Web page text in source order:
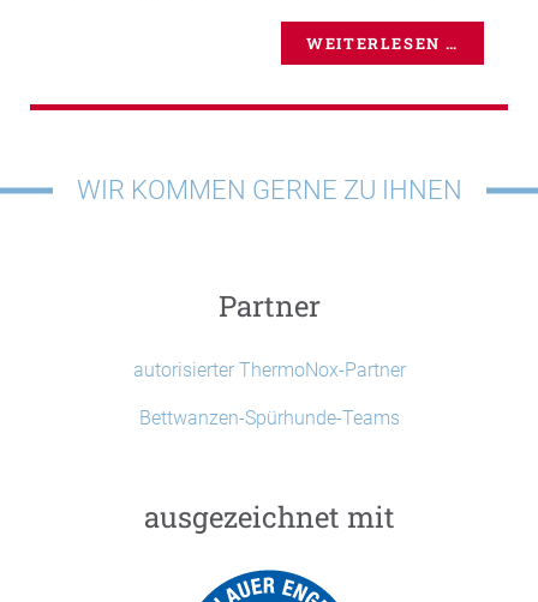
WEITERLESEN …
WIR KOMMEN GERNE ZU IHNEN
Partner
autorisierter ThermoNox-Partner
Bettwanzen-Spürhunde-Teams
ausgezeichnet mit